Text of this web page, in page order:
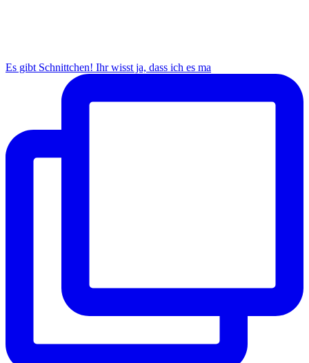
Es gibt Schnittchen! Ihr wisst ja, dass ich es ma